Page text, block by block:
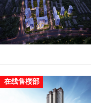
在线售楼部